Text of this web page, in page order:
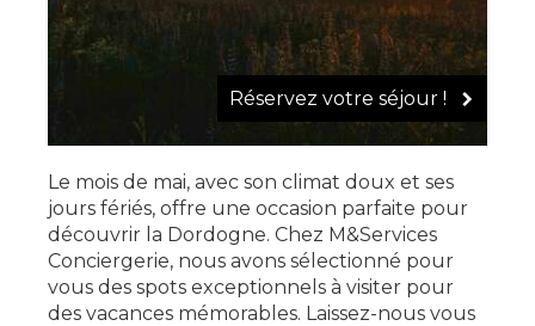
Réservez votre séjour !
Le mois de mai, avec son climat doux et ses
jours fériés, offre une occasion parfaite pour
découvrir la Dordogne. Chez M&Services
Conciergerie, nous avons sélectionné pour
vous des spots exceptionnels à visiter pour
des vacances mémorables. Laissez-nous vous